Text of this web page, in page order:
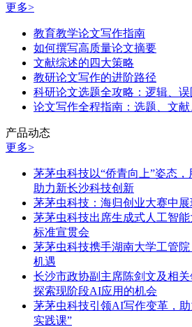
更多>
教育教学论文写作指南
如何撰写高质量论文摘要
文献综述的四大策略
教研论文写作的进阶路径
科研论文选题全攻略：逻辑、
论文写作全程指南：选题、文
产品动态
更多>
茅茅虫科技以“侨青向上”姿态，
助力新长沙科技创新
茅茅虫科技：海归创业大赛中
茅茅虫科技出席生成式人工智
标准宣贯会
茅茅虫科技携手湖南大学工管
机遇
长沙市政协副主席陈剑文及相关
探索现阶段AI应用的机会
茅茅虫科技引领AI写作变革，
实践课”